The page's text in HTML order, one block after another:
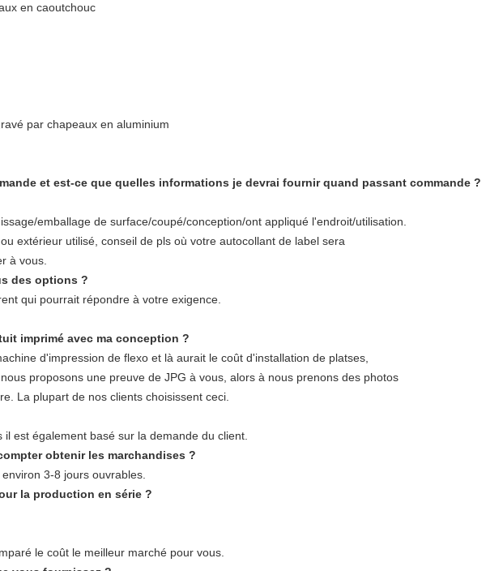
en caoutchouc
par chapeaux en aluminium
et est-ce que quelles informations je devrai fournir quand passant commande ?
emballage de surface/coupé/conception/ont appliqué l'endroit/utilisation.
extérieur utilisé, conseil de pls où votre autocollant de label sera
à vous.
des options ?
qui pourrait répondre à votre exigence.
imprimé avec ma conception ?
d'impression de flexo et là aurait le coût d'installation de platses,
proposons une preuve de JPG à vous, alors à nous prenons des photos
La plupart de nos clients choisissent ceci.
est également basé sur la demande du client.
obtenir les marchandises ?
3-8 jours ouvrables.
la production en série ?
le coût le meilleur marché pour vous.